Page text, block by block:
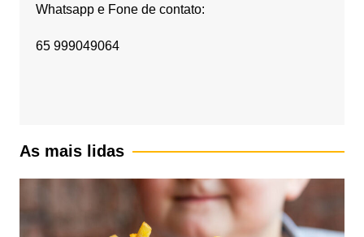
Whatsapp e Fone de contato:
65 999049064
As mais lidas